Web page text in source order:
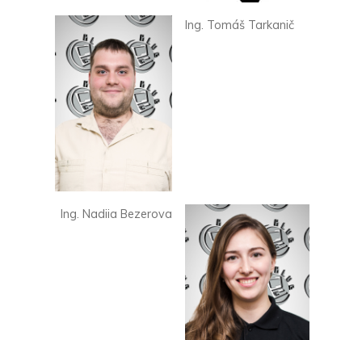
Ing. Tomáš Tarkanič
Ing. Nadiia Bezerova